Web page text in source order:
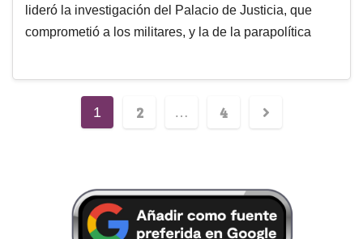
lideró la investigación del Palacio de Justicia, que
comprometió a los militares, y la de la parapolítica
1 2 … 4